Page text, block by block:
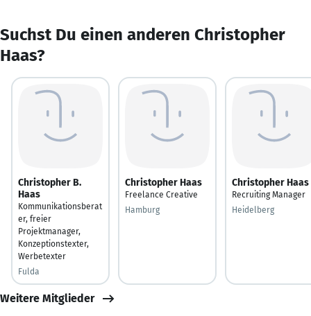
Suchst Du einen anderen Christopher
Haas?
Christopher B.
Haas
Kommunikationsberat
er, freier
Projektmanager,
Konzeptionstexter,
Werbetexter
Fulda
Christopher Haas
Freelance Creative
Hamburg
Christopher Haas
Recruiting Manager
Heidelberg
Weitere Mitglieder